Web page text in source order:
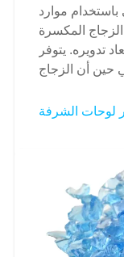
باستخدام موارد
الزجاج المكسرة
تدويره. يتوفر
حين أن الزجاج
نقدم مجموعة